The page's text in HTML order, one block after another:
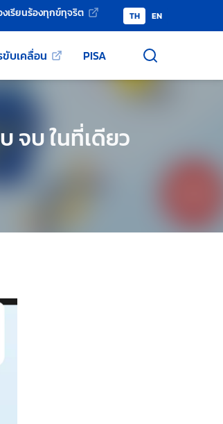
งเรียนร้องทุกข์ทุจริต TH EN
ขับเคลื่อน PISA
จบ ในที่เดียว